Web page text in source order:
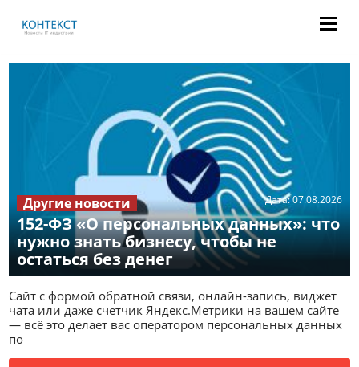
152-ФЗ «О персональных данных»: что
нужно знать бизнесу, чтобы не
остаться без денег
Дата:07.08.2026
Другие новости
Сайт с формой обратной связи, онлайн-запись, виджет
чата или даже счетчик Яндекс.Метрики на вашем сайте
— всё это делает вас оператором персональных данных
по